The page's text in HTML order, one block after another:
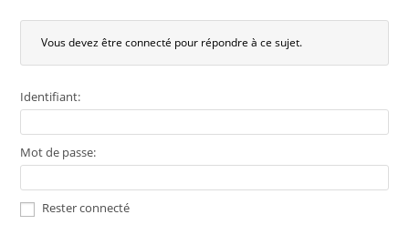
Vous devez être connecté pour répondre à ce sujet.
Identifiant:
Mot de passe:
Rester connecté